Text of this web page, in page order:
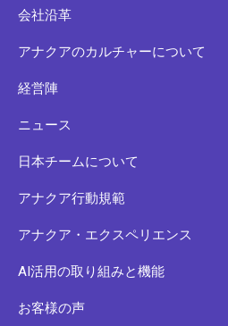
会社沿革
アナクアのカルチャーについて
経営陣
ニュース
日本チームについて
アナクア行動規範
アナクア・エクスペリエンス
AI活用の取り組みと機能
お客様の声